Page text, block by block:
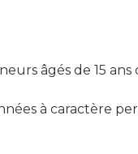
âgés de 15
à caractère